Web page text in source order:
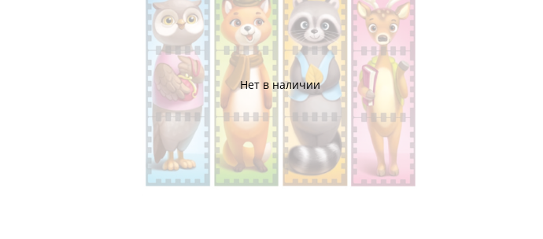
Нет в наличии